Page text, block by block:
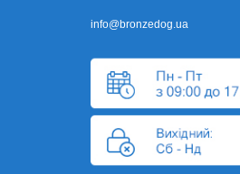
info@bronzedog.ua